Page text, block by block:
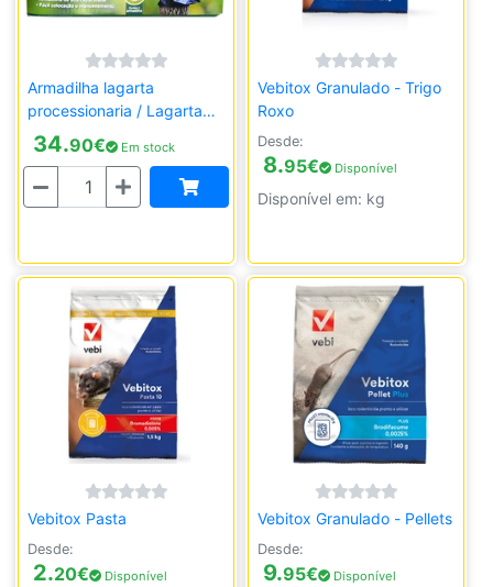
Armadilha lagarta
processionaria / Lagarta
Pinheiro
34.90€ Em stock
Quantidade
Vebitox Granulado - Trigo
Roxo
Desde:
8.95€ Disponível
Disponível em: kg
Vebitox Pasta
Desde:
2.20€ Disponível
Vebitox Granulado - Pellets
Desde:
9.95€ Disponível